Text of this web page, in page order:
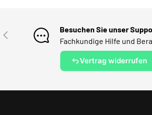
VORHERIGE
Besuchen Sie unser
Fachkundige Hilfe und
Vertrag widerrufen